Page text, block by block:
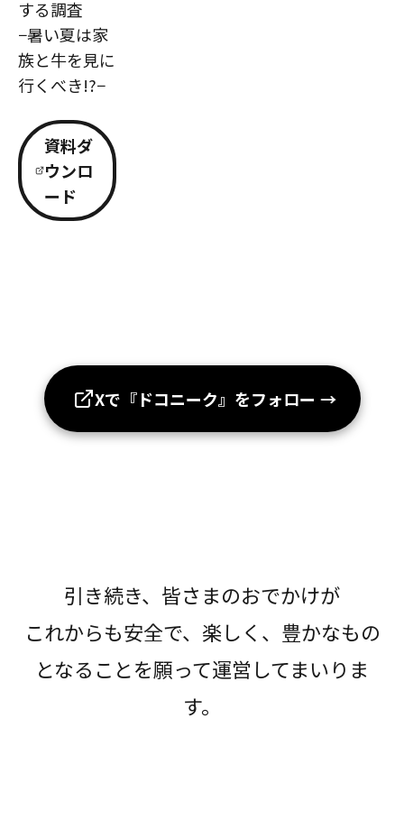
する調査
−暑い夏は家
族と牛を見に
行くべき!?−
資料ダ
ウンロ
ード
Xで『ドコニーク』をフォロー →
引き続き、皆さまのおでかけが
これからも安全で、楽しく、豊かなもの
となることを願って運営してまいりま
す。